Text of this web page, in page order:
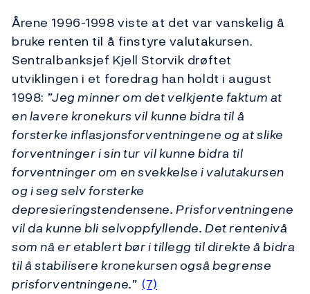
Årene 1996-1998 viste at det var vanskelig å
bruke renten til å finstyre valutakursen.
Sentralbanksjef Kjell Storvik drøftet
utviklingen i et foredrag han holdt i august
1998: ”Jeg minner om det velkjente faktum at
en lavere kronekurs vil kunne bidra til å
forsterke inflasjonsforventningene og at slike
forventninger i sin tur vil kunne bidra til
forventninger om en svekkelse i valutakursen
og i seg selv forsterke
depresieringstendensene. Prisforventningene
vil da kunne bli selvoppfyllende. Det rentenivå
som nå er etablert bør i tillegg til direkte å bidra
til å stabilisere kronekursen også begrense
prisforventningene.” (7)